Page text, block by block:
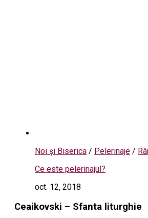
Noi și Biserica / Pelerinaje /
Ce este pelerinajul?
oct. 12, 2018
Ceaikovski – Sfanta liturghie